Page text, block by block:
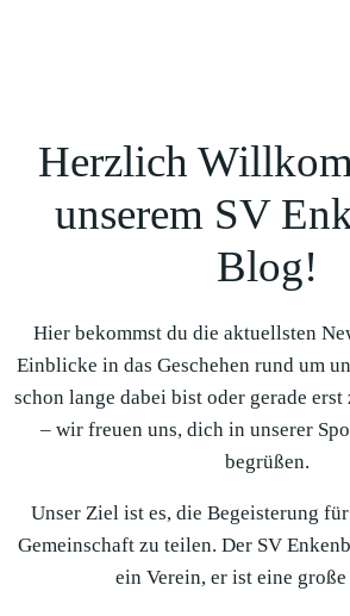
Herzlich
unserem SV
Blog!
Hier bekommst du die aktuellsten
Einblicke in das Geschehen rund um
schon lange dabei bist oder gerade
– wir freuen uns, dich in unserer
begrüßen.
Unser Ziel ist es, die Begeisterung
Gemeinschaft zu teilen. Der SV
ein Verein, er ist eine